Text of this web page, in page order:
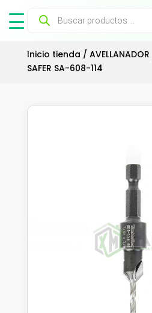
Búsqueda
productos
Inicio tienda / AVELLANADOR
SAFER SA-608-114